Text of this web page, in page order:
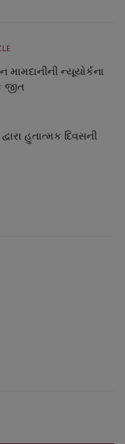
ન્યૂયોર્કના
જીત
હુતાત્મક દિવસની